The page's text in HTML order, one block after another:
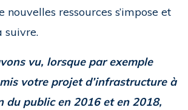
nouvelles ressources s’impose et
suivre.
vu, lorsque par exemple
votre projet d’infrastructure à
du public en 2016 et en 2018,